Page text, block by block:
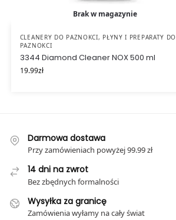
Brak w magazynie
CLEANERY DO PAZNOKCI, PŁYNY I PREPARATY DO
PAZNOKCI
3344 Diamond Cleaner NOX 500 ml
19.99zł
Darmowa dostawa
Przy zamówieniach powyżej 99.99 zł
14 dni na zwrot
Bez zbędnych formalności
Wysyłka za granicę
Zamówienia wyłamy na cały świat